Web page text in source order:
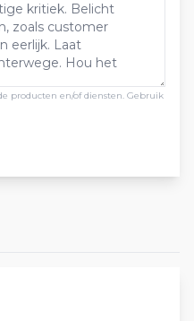
producten en/of diensten. Gebruik